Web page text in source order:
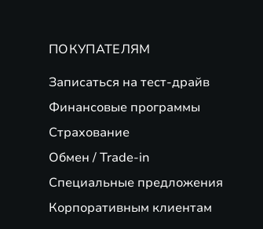
ПОКУПАТЕЛЯМ
Записаться на тест-драйв
Финансовые программы
Страхование
Обмен / Trade-in
Специальные предложения
Корпоративным клиентам